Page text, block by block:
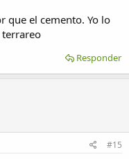
que el cemento. Yo lo
Responder
#15